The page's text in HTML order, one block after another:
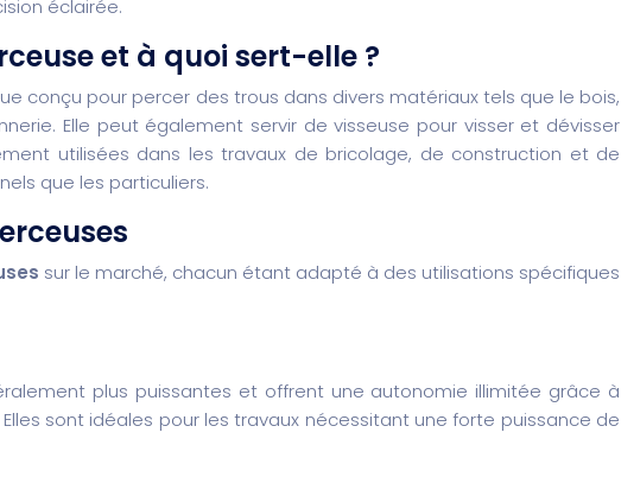
éclairée.
et à quoi sert-elle ?
conçu pour percer des trous dans divers matériaux tels que le bois,
Elle peut également servir de visseuse pour visser et dévisser
utilisées dans les travaux de bricolage, de construction et de
que les particuliers.
sur le marché, chacun étant adapté à des utilisations spécifiques
plus puissantes et offrent une autonomie illimitée grâce à
sont idéales pour les travaux nécessitant une forte puissance de